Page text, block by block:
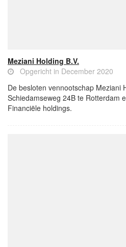
Meziani Holding B.V.
Opgericht in December 2020
De besloten vennootschap Meziani
Schiedamseweg 24B te Rotterdam
Financiële holdings.